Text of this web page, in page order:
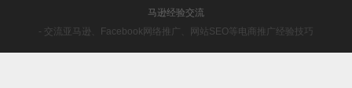
马逊经验交流
- 交流亚马逊、Facebook网络推广、网站SEO等电商推广经验技巧